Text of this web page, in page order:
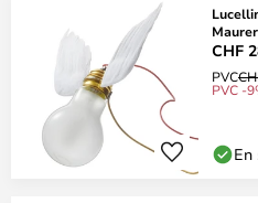
Maurer
CHF
PVC
PVC -
En